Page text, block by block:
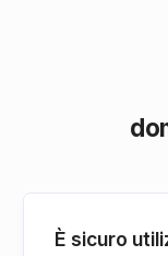
È sicuro